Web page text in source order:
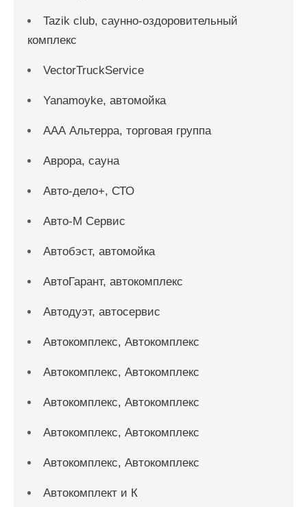
Tazik club, саунно-оздоровительный
комплекс
VectorTruckService
Yanamoyke, автомойка
ААА Альтерра, торговая группа
Аврора, сауна
Авто-дело+, СТО
Авто-М Сервис
Автобэст, автомойка
АвтоГарант, автокомплекс
Автодуэт, автосервис
Автокомплекс, Автокомплекс
Автокомплекс, Автокомплекс
Автокомплекс, Автокомплекс
Автокомплекс, Автокомплекс
Автокомплекс, Автокомплекс
Автокомплект и К